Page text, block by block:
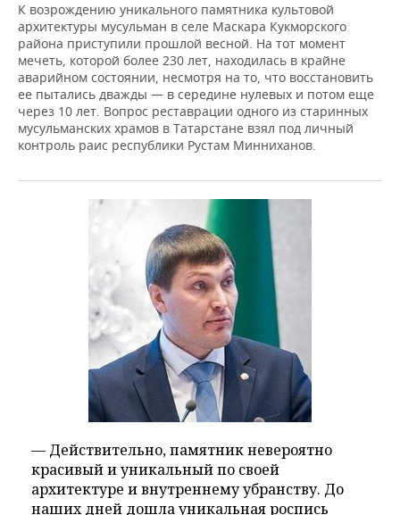
К возрождению уникального памятника культовой
архитектуры мусульман в селе Маскара Кукморского
района приступили прошлой весной. На тот момент
мечеть, которой более 230 лет, находилась в крайне
аварийном состоянии, несмотря на то, что восстановить
ее пытались дважды — в середине нулевых и потом еще
через 10 лет. Вопрос реставрации одного из старинных
мусульманских храмов в Татарстане взял под личный
контроль раис республики Рустам Минниханов.
— Действительно, памятник невероятно
красивый и уникальный по своей
архитектуре и внутреннему убранству. До
наших дней дошла уникальная роспись